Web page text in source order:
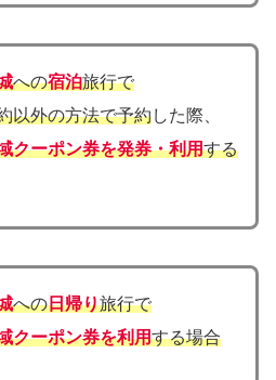
への宿泊旅行で
以外の方法で予約した際、
クーポン券を発券・利用する
への日帰り旅行で
クーポン券を利用する場合